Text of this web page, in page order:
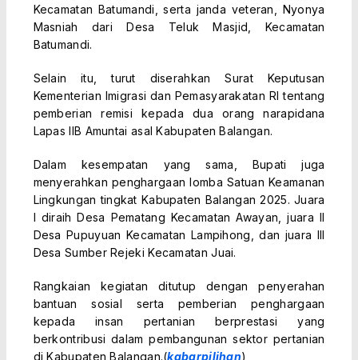
Kecamatan Batumandi, serta janda veteran, Nyonya
Masniah dari Desa Teluk Masjid, Kecamatan
Batumandi.
Selain itu, turut diserahkan Surat Keputusan
Kementerian Imigrasi dan Pemasyarakatan RI tentang
pemberian remisi kepada dua orang narapidana
Lapas IIB Amuntai asal Kabupaten Balangan.
Dalam kesempatan yang sama, Bupati juga
menyerahkan penghargaan lomba Satuan Keamanan
Lingkungan tingkat Kabupaten Balangan 2025. Juara
I diraih Desa Pematang Kecamatan Awayan, juara II
Desa Pupuyuan Kecamatan Lampihong, dan juara III
Desa Sumber Rejeki Kecamatan Juai.
Rangkaian kegiatan ditutup dengan penyerahan
bantuan sosial serta pemberian penghargaan
kepada insan pertanian berprestasi yang
berkontribusi dalam pembangunan sektor pertanian
di Kabupaten Balangan.(kabarpilihan)